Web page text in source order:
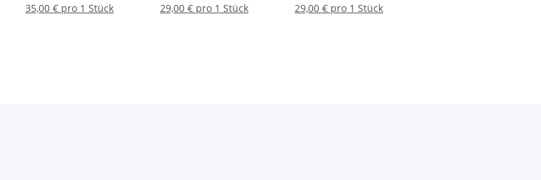
35,00 € pro 1 Stück
29,00 € pro 1 Stück
29,00 € pro 1 Stück